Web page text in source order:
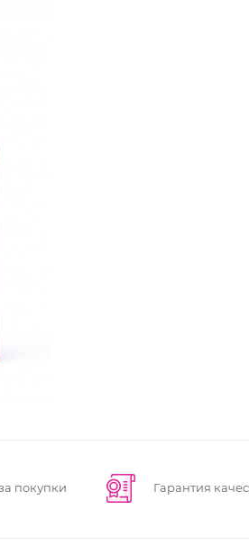
покупки Гарантия